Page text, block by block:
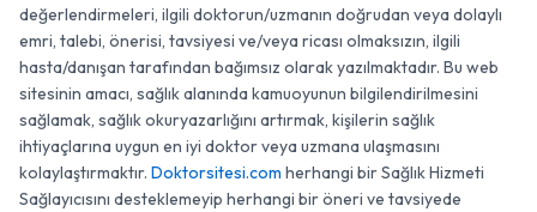
değerlendirmeleri, ilgili doktorun/uzmanın doğrudan veya dolaylı
emri, talebi, önerisi, tavsiyesi ve/veya ricası olmaksızın, ilgili
hasta/danışan tarafından bağımsız olarak yazılmaktadır. Bu web
sitesinin amacı, sağlık alanında kamuoyunun bilgilendirilmesini
sağlamak, sağlık okuryazarlığını artırmak, kişilerin sağlık
ihtiyaçlarına uygun en iyi doktor veya uzmana ulaşmasını
kolaylaştırmaktır. Doktorsitesi.com herhangi bir Sağlık Hizmeti
Sağlayıcısını desteklemeyip herhangi bir öneri ve tavsiyede